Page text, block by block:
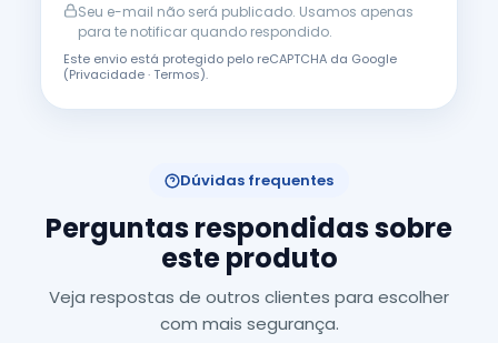
Seu e-mail não será publicado. Usamos apenas
para te notificar quando respondido.
Este envio está protegido pelo reCAPTCHA da Google
(Privacidade·Termos).
Dúvidas frequentes
Perguntas respondidas sobre
este produto
Veja respostas de outros clientes para escolher
com mais segurança.